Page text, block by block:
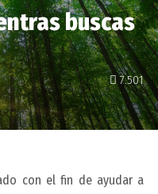
7.501
buscas
con el fin de ayudar a